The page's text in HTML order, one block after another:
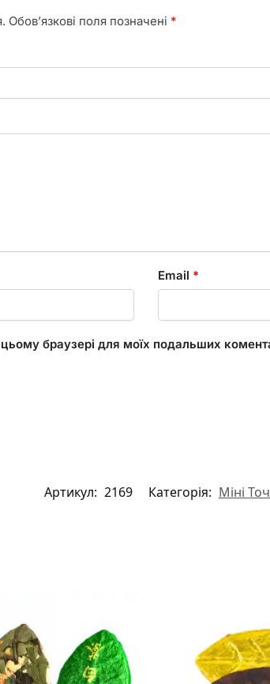
Обов’язкові поля позначені *
Email *
браузері для моїх подальших
Артикул: 2169 Категорія: Міні